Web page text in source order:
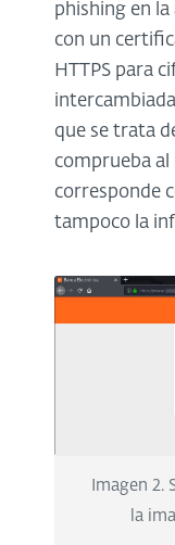
phishing en
con un
HTTPS para
que se trata
comprueba al
corresponde
tampoco la
Imagen 2.
la